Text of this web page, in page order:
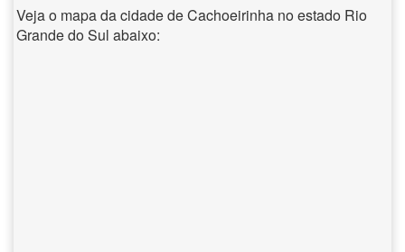
Veja o mapa da cidade de Cachoeirinha no estado Rio
Grande do Sul abaixo: